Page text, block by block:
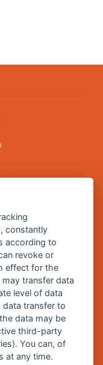
constantly
according to
revoke or
effect for the
transfer data
level of data
data transfer to
data may be
third-party
You can, of
at any time.